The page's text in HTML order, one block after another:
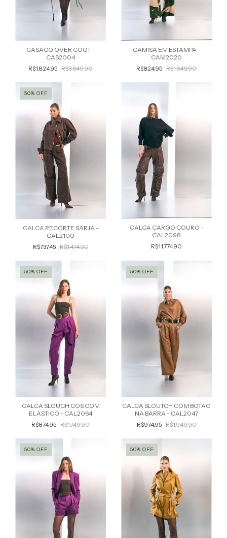
CASACO OVER COOT -
CAS2004
R$1.824,95 R$3.649,90
CAMISA EM ESTAMPA -
CAM2020
R$824,95 R$1.649,90
50% OFF
CALCA RECORTE SARJA -
CAL2100
R$737,45 R$1.474,90
CALCA CARGO COURO -
CAL2098
R$11.774,90
50% OFF
CALCA SLOUCH COS COM
ELASTICO - CAL2064
R$874,95 R$1.749,90
50% OFF
CALCA SLOUTCH COM BOTAO
NA BARRA - CAL2047
R$974,95 R$1.949,90
50% OFF 50% OFF